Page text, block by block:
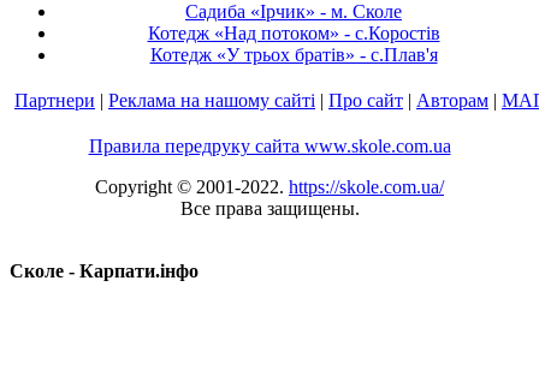
Садиба «Ірчик» - м. Сколе
Котедж «Над потоком» - с.Коростів
Котедж «У трьох братів» - с.Плав'я
Партнери | Реклама на нашому сайті | Про сайт | Авторам |
Правила передруку сайта www.skole.com.ua
Copyright © 2001-2022. https://skole.com.ua/
Все права защищены.
Сколе - Карпати.інфо